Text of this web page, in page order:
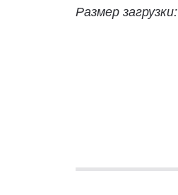
Размер загрузки: